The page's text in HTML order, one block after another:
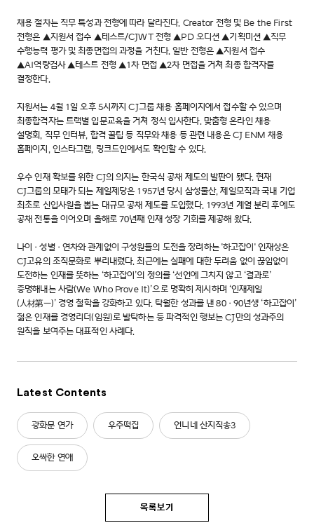
채용 절차는 직무 특성과 전형에 따라 달라진다. Creator 전형 및 Be the First
전형은 ▲지원서 접수 ▲테스트/CJWT 전형 ▲PD 오디션 ▲기획미션 ▲직무
수행능력 평가 및 최종면접의 과정을 거친다. 일반 전형은 ▲지원서 접수
▲AI역량검사 ▲테스트 전형 ▲1차 면접 ▲2차 면접을 거쳐 최종 합격자를
결정한다.
지원서는 4월 1일 오후 5시까지 CJ그룹 채용 홈페이지에서 접수할 수 있으며
최종합격자는 트랙별 입문교육을 거쳐 정식 입사한다. 맞춤형 온라인 채용
설명회, 직무 인터뷰, 합격 꿀팁 등 직무와 채용 등 관련 내용은 CJ ENM 채용
홈페이지, 인스타그램, 링크드인에서도 확인할 수 있다.
우수 인재 확보를 위한 CJ의 의지는 한국식 공채 제도의 발판이 됐다. 현재
CJ그룹의 모태가 되는 제일제당은 1957년 당시 삼성물산, 제일모직과 국내 기업
최초로 신입사원을 뽑는 대규모 공채 제도를 도입했다. 1993년 계열 분리 후에도
공채 전통을 이어오며 올해로 70년째 인재 성장 기회를 제공해 왔다.
나이·성별·연차와 관계없이 구성원들의 도전을 장려하는 '하고잡이' 인재상은
CJ고유의 조직문화로 뿌리내렸다. 최근에는 실패에 대한 두려움 없이 끊임없이
도전하는 인재를 뜻하는 ‘하고잡이’의 정의를 ‘선언에 그치지 않고 ‘결과로’
증명해내는 사람(We Who Prove It)’으로 명확히 제시하며 ‘인재제일
(人材第一)’ 경영 철학을 강화하고 있다. 탁월한 성과를 낸 80·90년생 ‘하고잡이’
젊은 인재를 경영리더(임원)로 발탁하는 등 파격적인 행보는 CJ만의 성과주의
원칙을 보여주는 대표적인 사례다.
Latest Contents
광화문 연가 우주떡집 언니네 산지직송3
오싹한 연애
목록보기